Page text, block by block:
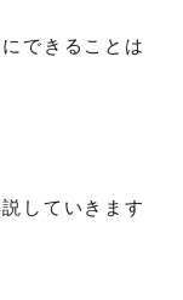
できることは
していきます